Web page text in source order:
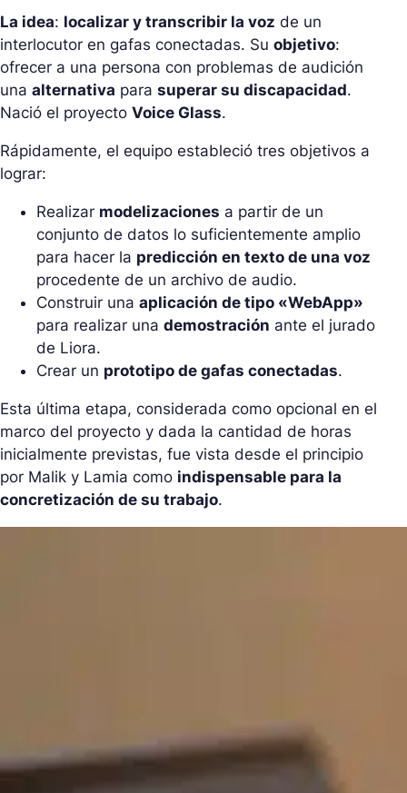
La idea: localizar y transcribir la voz de un
interlocutor en gafas conectadas. Su objetivo:
ofrecer a una persona con problemas de audición
una alternativa para superar su discapacidad.
Nació el proyecto Voice Glass.
Rápidamente, el equipo estableció tres objetivos a
lograr:
Realizar modelizaciones a partir de un
conjunto de datos lo suficientemente amplio
para hacer la predicción en texto de una voz
procedente de un archivo de audio.
Construir una aplicación de tipo «WebApp»
para realizar una demostración ante el jurado
de Liora.
Crear un prototipo de gafas conectadas.
Esta última etapa, considerada como opcional en el
marco del proyecto y dada la cantidad de horas
inicialmente previstas, fue vista desde el principio
por Malik y Lamia como indispensable para la
concretización de su trabajo.